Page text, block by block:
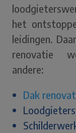
het
leidingen.
renovatie
andere:
Dak